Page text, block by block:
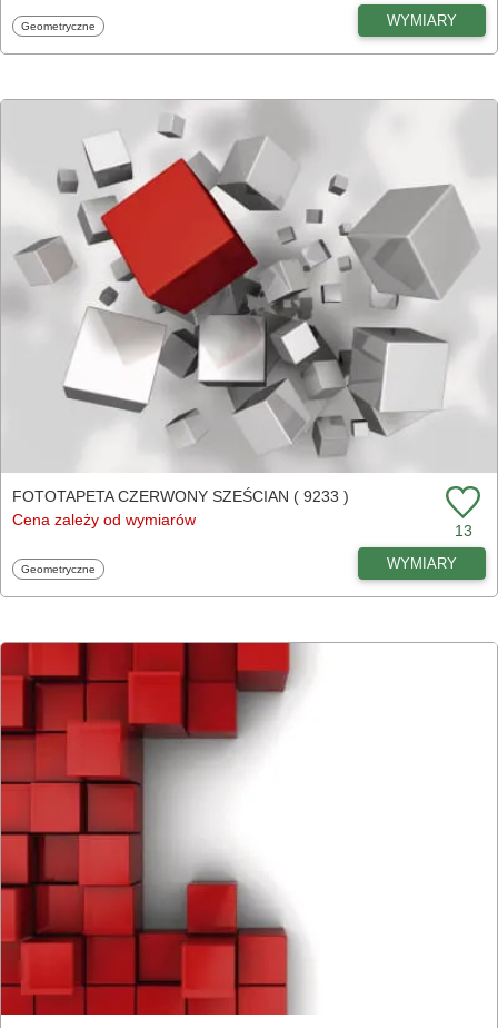
Fototapety
Geometryczne WYMIARY
FOTOTAPETA CZERWONY SZEŚCIAN ( 9233 )
Cena zależy od wymiarów
13
Fototapety
Geometryczne WYMIARY